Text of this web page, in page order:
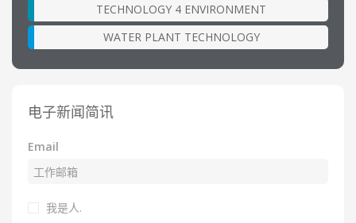
TECHNOLOGY 4 ENVIRONMENT
WATER PLANT TECHNOLOGY
电子新闻简讯
Email
我是人.